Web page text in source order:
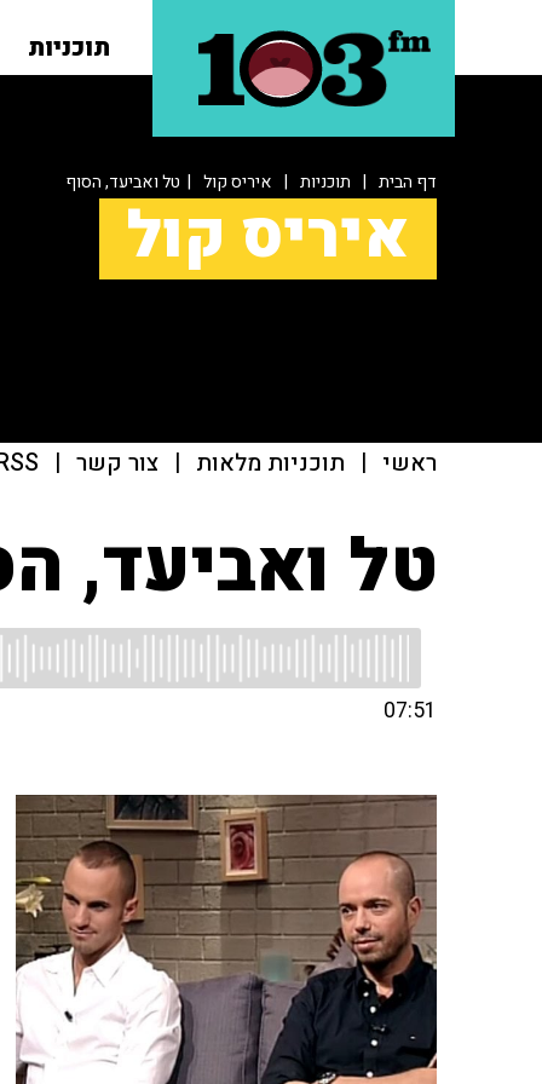
תוכניות
דף הבית | תוכניות | איריס קול | טל ואביעד, הסוף
איריס קול
ראשי | תוכניות מלאות | צור קשר |
טל ואביעד,
07:51